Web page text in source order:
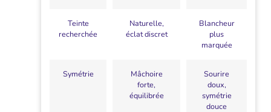
Teinte
recherchée
Naturelle,
éclat discret
Blancheur
plus
marquée
Symétrie
Mâchoire
forte,
équilibrée
Sourire
doux,
symétrie
douce